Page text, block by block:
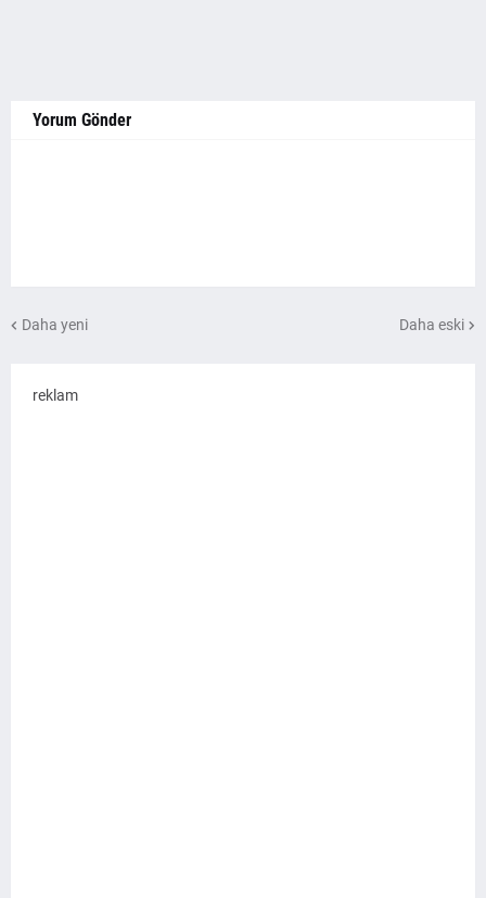
Yorum Gönder
Daha yeni Daha eski
reklam